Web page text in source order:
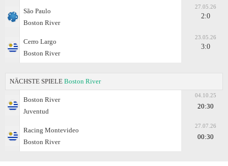
São Paulo
Boston River
27.05.26
2:0
Cerro Largo
Boston River
23.05.26
3:0
NÄCHSTE SPIELE Boston River
Boston River
Juventud
04.10.25
20:30
Racing Montevideo
Boston River
27.07.26
00:30